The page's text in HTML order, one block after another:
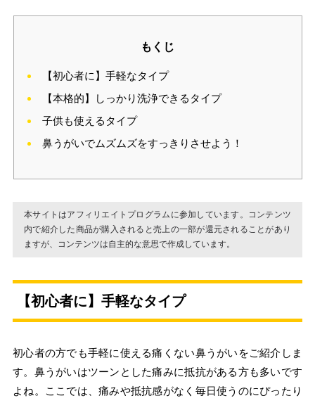
もくじ
【初心者に】手軽なタイプ
【本格的】しっかり洗浄できるタイプ
子供も使えるタイプ
鼻うがいでムズムズをすっきりさせよう！
本サイトはアフィリエイトプログラムに参加しています。コンテンツ
内で紹介した商品が購入されると売上の一部が還元されることがあり
ますが、コンテンツは自主的な意思で作成しています。
【初心者に】手軽なタイプ
初心者の方でも手軽に使える痛くない鼻うがいをご紹介しま
す。鼻うがいはツーンとした痛みに抵抗がある方も多いです
よね。ここでは、痛みや抵抗感がなく毎日使うのにぴったり